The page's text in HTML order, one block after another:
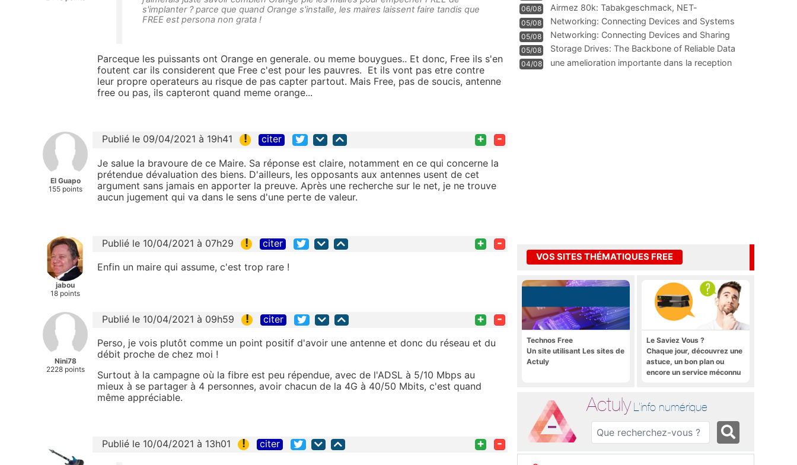
s'implanter ? parce que quand Orange s'installe, les maires laissent faire tandis que
FREE est persona non grata !
Parceque les puissants ont Orange en generale. ou meme bouygues.. Et donc, Free ils s'en
foutent car ils considerent que Free c'est pour les pauvres. Et ils vont pas etre contre
leur propre operateurs au risque de pas capter partout. Mais Free, pas de soucis, antenne
free ou pas, ils capteront quand meme orange...
El Guapo
155 points
Publié le 09/04/2021 à 19h41 ! citer + -
Je salue la bravoure de ce Maire. Sa réponse est claire, notamment en ce qui concerne la
prétendue dévaluation des biens. D'ailleurs, les opposants aux antennes usent de cet
argument sans jamais en apporter la preuve. Après une recherche sur le net, je ne trouve
aucun jugement qui va dans le sens d'une perte de valeur.
jabou
18 points
Publié le 10/04/2021 à 07h29 ! citer + -
Enfin un maire qui assume, c'est trop rare !
Nini78
2228 points
Publié le 10/04/2021 à 09h59 ! citer + -
Perso, je vois plutôt comme un point positif d'avoir une antenne et donc du réseau et du
débit proche de chez moi !
Surtout à la campagne où la fibre est peu répendue, avec de l'ADSL à 5/10 Mbps au
mieux à se partager à 4 personnes, avoir chacun de la 4G à 40/50 Mbits, c'est quand
même appréciable.
Publié le 10/04/2021 à 13h01 ! citer + -
06/08
Airmez 80k: Tabakgeschmack, NET-
Technologie und Leistung im
05/08 Networking: Connecting Devices and Systems
05/08
Networking: Connecting Devices and Sharing
Information
05/08
Storage Drives: The Backbone of Reliable Data
Management
04/08
une amelioration importante dans la reception
VOS SITES THÉMATIQUES FREE
Technos Free
Un site utilisant Les sites de
Actuly
Le Saviez Vous ?
Chaque jour, découvrez une
astuce, un bon plan ou
encore un service méconnu
Actuly L'info numérique